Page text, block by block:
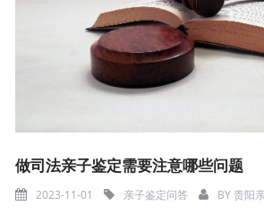
做司法亲子鉴定需要注意哪些问题
2023-11-01 亲子鉴定问答 BY贵阳